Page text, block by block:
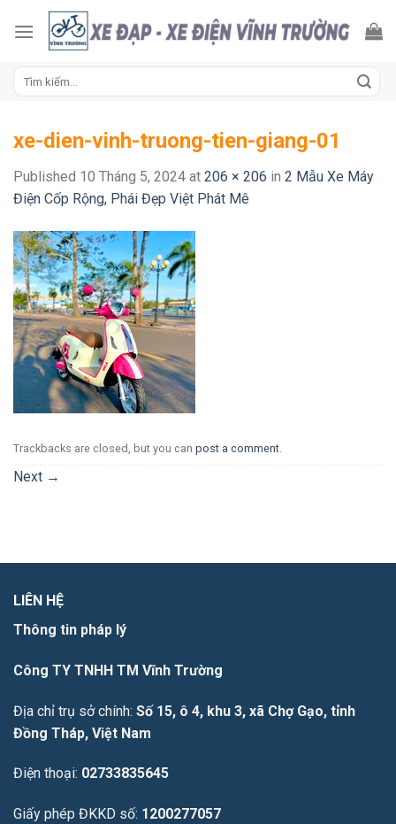
xe-dien-vinh-truong-tien-giang-01
Published 10 Tháng 5, 2024 at 206 × 206 in 2 Mẫu Xe Máy
Điện Cốp Rộng, Phái Đẹp Việt Phát Mê
Trackbacks are closed, but you can post a comment.
Next →
LIÊN HỆ
Thông tin pháp lý
Công TY TNHH TM Vĩnh Trường
Địa chỉ trụ sở chính: Số 15, ô 4, khu 3, xã Chợ Gạo, tỉnh
Đồng Tháp, Việt Nam
Điện thoại: 02733835645
Giấy phép ĐKKD số: 1200277057